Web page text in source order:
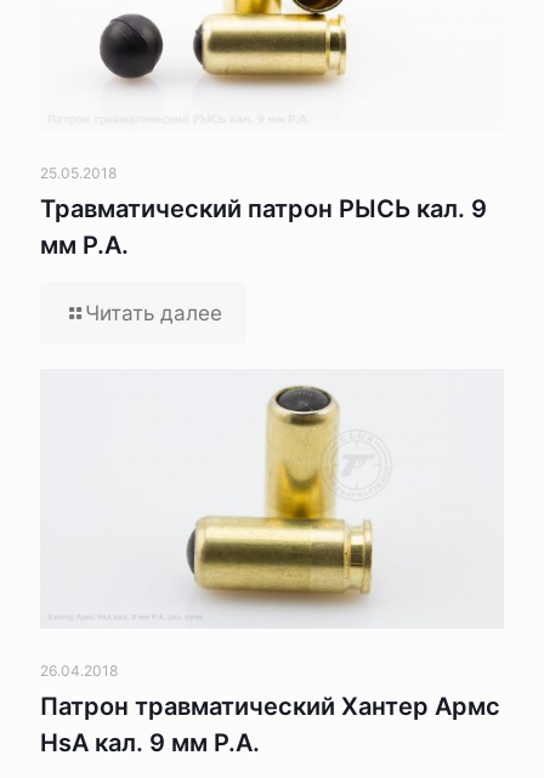
25.05.2018
Травматический патрон РЫСЬ кал. 9
мм Р.А.
Читать далее
26.04.2018
Патрон травматический Хантер Армс
HsA кал. 9 мм Р.А.